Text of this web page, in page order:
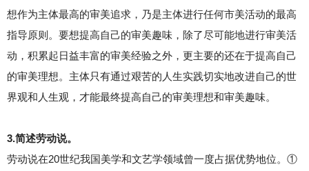
想作为主体最高的审美追求，乃是主体进行任何市美活动的最高
指导原则。要想提高自己的审美趣味，除了尽可能地进行审美活
动，积累起日益丰富的审美经验之外，更主要的还在于提高自己
的审美理想。主体只有通过艰苦的人生实践切实地改进自己的世
界观和人生观，才能最终提高自己的审美理想和审美趣味。
3.简述劳动说。
劳动说在20世纪我国美学和文艺学领域曾一度占据优势地位。①